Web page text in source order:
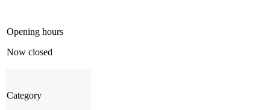
Opening hours
Now closed
Category